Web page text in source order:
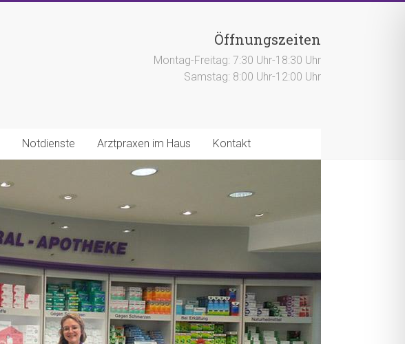
Öffnungszeiten
Montag-Freitag: 7:30 Uhr-18:30 Uhr
Samstag: 8:00 Uhr-12:00 Uhr
Notdienste Arztpraxen im Haus Kontakt